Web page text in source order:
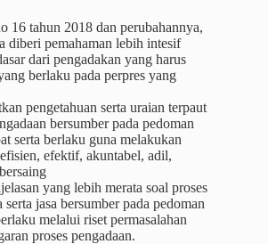
16 tahun 2018 dan perubahannya,
diberi pemahaman lebih intesif
dari pengadakan yang harus
berlaku pada perpres yang
pengetahuan serta uraian terpaut
bersumber pada pedoman
serta berlaku guna melakukan
efektif, akuntabel, adil,
yang lebih merata soal proses
serta jasa bersumber pada pedoman
melalui riset permasalahan
proses pengadaan.